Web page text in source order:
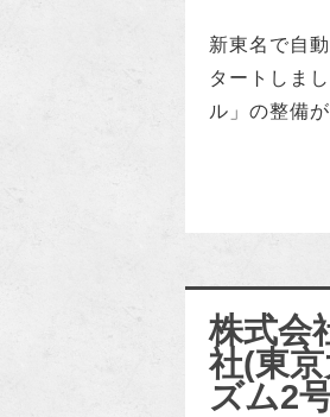
新東名で自
タートしま
ル」の整備
株式会
社(東
ズム2